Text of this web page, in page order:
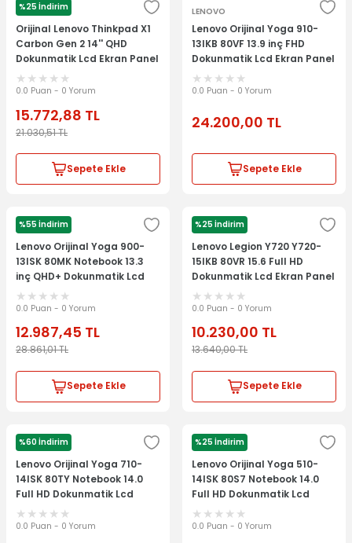
%25 İndirim
LENOVO
Orijinal Lenovo Thinkpad X1
Carbon Gen 2 14'' QHD
Dokunmatik Lcd Ekran Panel
Kit 00HN829
0.0 Puan - 0 Yorum
15.772,88 TL
21.030,51TL
Sepete Ekle
LENOVO
Lenovo Orijinal Yoga 910-
13IKB 80VF 13.9 inç FHD
Dokunmatik Lcd Ekran Panel
Kit
0.0 Puan - 0 Yorum
24.200,00 TL
Sepete Ekle
%55 İndirim
LENOVO
Lenovo Orijinal Yoga 900-
13ISK 80MK Notebook 13.3
inç QHD+ Dokunmatik Lcd
Ekran Panel Kit
0.0 Puan - 0 Yorum
12.987,45 TL
28.861,01TL
Sepete Ekle
%25 İndirim
LENOVO
Lenovo Legion Y720 Y720-
15IKB 80VR 15.6 Full HD
Dokunmatik Lcd Ekran Panel
0.0 Puan - 0 Yorum
10.230,00 TL
13.640,00TL
Sepete Ekle
%60 İndirim
LENOVO
Lenovo Orijinal Yoga 710-
14ISK 80TY Notebook 14.0
Full HD Dokunmatik Lcd
Ekran Panel
0.0 Puan - 0 Yorum
%25 İndirim
LENOVO
Lenovo Orijinal Yoga 510-
14ISK 80S7 Notebook 14.0
Full HD Dokunmatik Lcd
Ekran Panel
0.0 Puan - 0 Yorum